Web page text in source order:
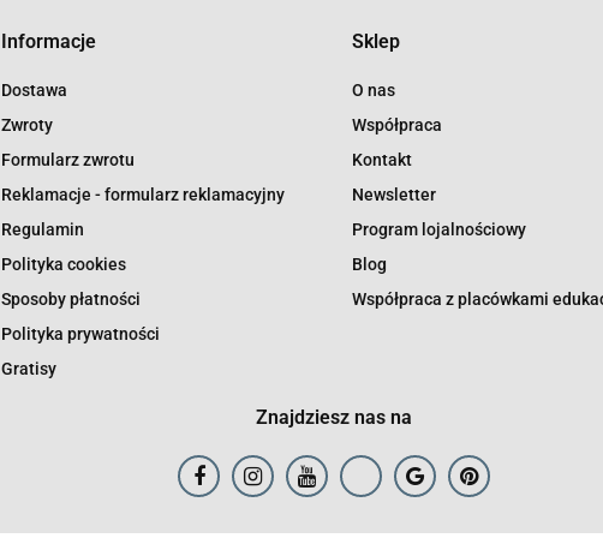
Art and Play
Informacje
Dostawa
Zwroty
Formularz zwrotu
Reklamacje - formularz reklamacyjny
Regulamin
Polityka cookies
Sposoby płatności
Polityka prywatności
Gratisy
Sklep
O nas
Współpraca
Kontakt
Newsletter
Program lojalnościowy
Blog
Współpraca z placówkami
Znajdziesz nas na